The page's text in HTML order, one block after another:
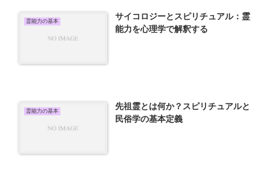
霊能力の基本
サイコロジーとスピリチュアル：霊
能力を心理学で解釈する
霊能力の基本
先祖霊とは何か？スピリチュアルと
民俗学の基本定義